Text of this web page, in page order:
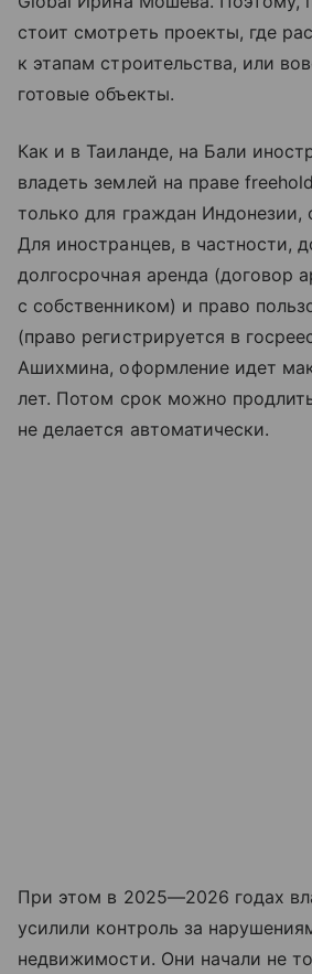
стоит смотреть проекты, где
к этапам строительства, или
готовые объекты.
Как и в Таиланде, на Бали
владеть землей на праве
только для граждан Индонезии,
Для иностранцев, в частности,
долгосрочная аренда (договор
с собственником) и право
(право регистрируется в
Ашихмина, оформление идет
лет. Потом срок можно
не делается автоматически.
При этом в 2025—2026 годах
усилили контроль за
недвижимости. Они начали не